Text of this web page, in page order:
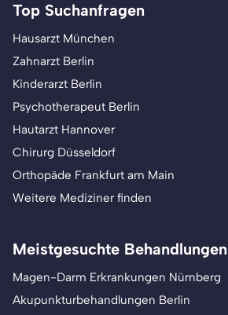
Top Suchanfragen
Hausarzt München
Zahnarzt Berlin
Kinderarzt Berlin
Psychotherapeut Berlin
Hautarzt Hannover
Chirurg Düsseldorf
Orthopäde Frankfurt am Main
Weitere Mediziner finden
Meistgesuchte Behandlungen
Magen-Darm Erkrankungen Nürnberg
Akupunkturbehandlungen Berlin